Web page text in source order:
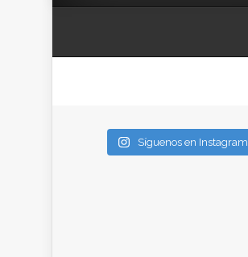
Síguenos en Instagram